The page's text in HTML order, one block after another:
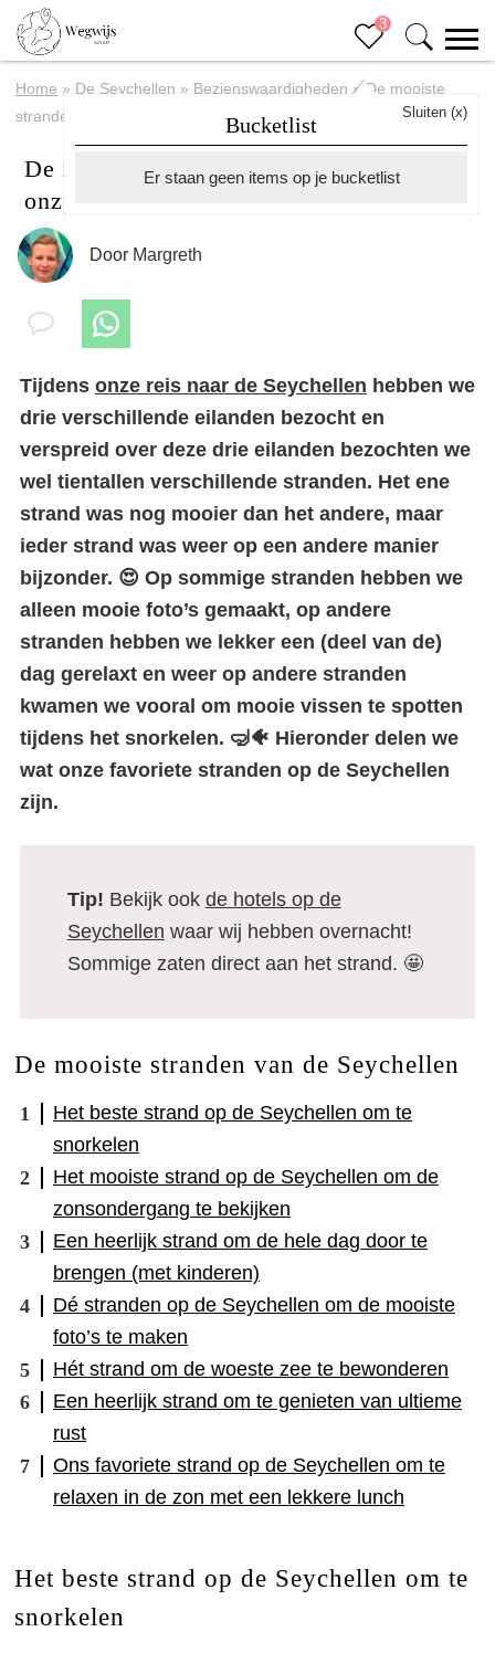
3
Bucketlist
Sluiten (x)
Er staan geen items op je bucketlist
Home » De Seychellen » Bezienswaardigheden »De mooiste
stranden op de Seychellen – onze favorieten
De mooiste stranden op de Seychellen –
onze favorieten
Door Margreth
Tijdens onze reis naar de Seychellen hebben we
drie verschillende eilanden bezocht en
verspreid over deze drie eilanden bezochten we
wel tientallen verschillende stranden. Het ene
strand was nog mooier dan het andere, maar
ieder strand was weer op een andere manier
bijzonder. 😍 Op sommige stranden hebben we
alleen mooie foto’s gemaakt, op andere
stranden hebben we lekker een (deel van de)
dag gerelaxt en weer op andere stranden
kwamen we vooral om mooie vissen te spotten
tijdens het snorkelen. 🤿🐠 Hieronder delen we
wat onze favoriete stranden op de Seychellen
zijn.
Tip! Bekijk ook de hotels op de
Seychellen waar wij hebben overnacht!
Sommige zaten direct aan het strand. 🤩
De mooiste stranden van de Seychellen
Het beste strand op de Seychellen om te
snorkelen
Het mooiste strand op de Seychellen om de
zonsondergang te bekijken
Een heerlijk strand om de hele dag door te
brengen (met kinderen)
Dé stranden op de Seychellen om de mooiste
foto’s te maken
Hét strand om de woeste zee te bewonderen
Een heerlijk strand om te genieten van ultieme
rust
Ons favoriete strand op de Seychellen om te
relaxen in de zon met een lekkere lunch
Het beste strand op de Seychellen om te
snorkelen